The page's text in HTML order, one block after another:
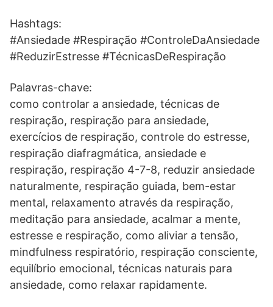
Hashtags:
#Ansiedade #Respiração #ControleDaAnsiedade
#ReduzirEstresse #TécnicasDeRespiração
Palavras-chave:
como controlar a ansiedade, técnicas de
respiração, respiração para ansiedade,
exercícios de respiração, controle do estresse,
respiração diafragmática, ansiedade e
respiração, respiração 4-7-8, reduzir ansiedade
naturalmente, respiração guiada, bem-estar
mental, relaxamento através da respiração,
meditação para ansiedade, acalmar a mente,
estresse e respiração, como aliviar a tensão,
mindfulness respiratório, respiração consciente,
equilíbrio emocional, técnicas naturais para
ansiedade, como relaxar rapidamente.